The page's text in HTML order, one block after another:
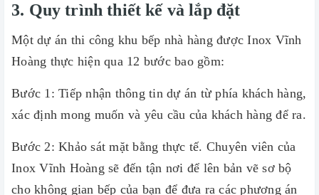
3. Quy trình thiết kế và lắp đặt
Một dự án thi công khu bếp nhà hàng được Inox Vĩnh
Hoàng thực hiện qua 12 bước bao gồm:
Bước 1: Tiếp nhận thông tin dự án từ phía khách hàng,
xác định mong muốn và yêu cầu của khách hàng để ra.
Bước 2: Khảo sát mặt bằng thực tế. Chuyên viên của
Inox Vĩnh Hoàng sẽ đến tận nơi để lên bản vẽ sơ bộ
cho không gian bếp của bạn để đưa ra các phương án